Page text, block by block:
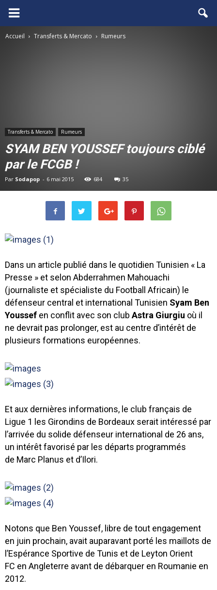
FCGB.net
Accueil Transferts & Mercato Rumeurs
Transferts & Mercato Rumeurs
SYAM BEN YOUSSEF toujours ciblé
par le FCGB !
Par Sodapop - 6 mai 2015 684 35
Dans un article publié dans le quotidien Tunisien « La
Presse » et selon Abderrahmen Mahouachi
(journaliste et spécialiste du Football Africain) le
défenseur central et international Tunisien Syam Ben
Youssef en conflit avec son club Astra Giurgiu où il
ne devrait pas prolonger, est au centre d’intérêt de
plusieurs formations européennes.
Et aux dernières informations, le club français de
Ligue 1 les Girondins de Bordeaux serait intéressé par
l’arrivée du solide défenseur international de 26 ans,
un intérêt favorisé par les départs programmés
de Marc Planus et d’Ilori.
Notons que Ben Youssef, libre de tout engagement
en juin prochain, avait auparavant porté les maillots de
l’Espérance Sportive de Tunis et de Leyton Orient
FC en Angleterre avant de débarquer en Roumanie en
2012.